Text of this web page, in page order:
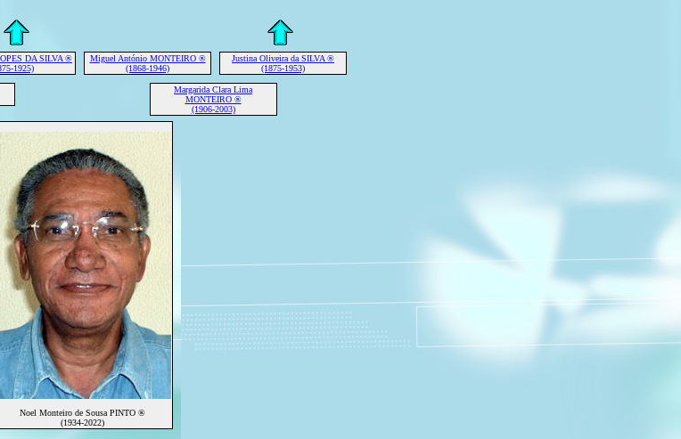
DA SILVA ®
1925)
Miguel António MONTEIRO ®
(1868-1946)
Justina Oliveira da SILVA ®
(1875-1953)
Margarida Clara Lima
MONTEIRO ®
(1906-2003)
Noel Monteiro de Sousa PINTO ®
(1934-2022)